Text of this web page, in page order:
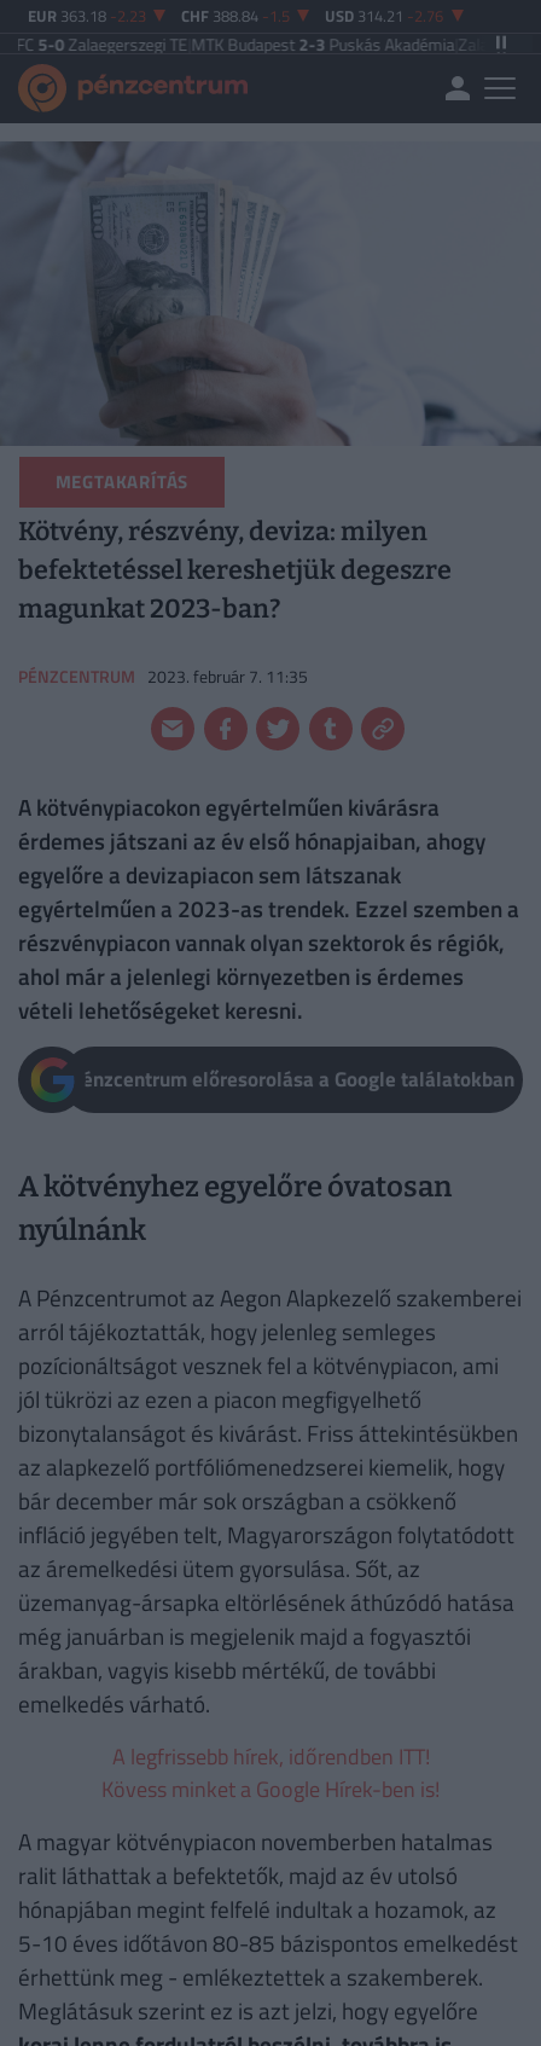
EUR 363.18 -2.23 CHF 388.84 -1.5 USD 314.21 -2.76
TE|MTK Budapest2-3Puskás Akadémia| Zalaegerszegi TE5-2
MEGTAKARÍTÁS
Kötvény, részvény, deviza: milyen
befektetéssel kereshetjük degeszre
magunkat 2023-ban?
PÉNZCENTRUM 2023. február 7. 11:35
A kötvénypiacokon egyértelműen kivárásra
érdemes játszani az év első hónapjaiban, ahogy
egyelőre a devizapiacon sem látszanak
egyértelműen a 2023-as trendek. Ezzel szemben a
részvénypiacon vannak olyan szektorok és régiók,
ahol már a jelenlegi környezetben is érdemes
vételi lehetőségeket keresni.
Pénzcentrum előresorolása a Google találatokban
A kötvényhez egyelőre óvatosan
nyúlnánk
A Pénzcentrumot az Aegon Alapkezelő szakemberei
arról tájékoztatták, hogy jelenleg semleges
pozícionáltságot vesznek fel a kötvénypiacon, ami
jól tükrözi az ezen a piacon megfigyelhető
bizonytalanságot és kivárást. Friss áttekintésükben
az alapkezelő portfóliómenedzserei kiemelik, hogy
bár december már sok országban a csökkenő
infláció jegyében telt, Magyarországon folytatódott
az áremelkedési ütem gyorsulása. Sőt, az
üzemanyag-ársapka eltörlésének áthúzódó hatása
még januárban is megjelenik majd a fogyasztói
árakban, vagyis kisebb mértékű, de további
emelkedés várható.
A legfrissebb hírek, időrendben ITT!
Kövess minket a Google Hírek-ben is!
A magyar kötvénypiacon novemberben hatalmas
ralit láthattak a befektetők, majd az év utolsó
hónapjában megint felfelé indultak a hozamok, az
5-10 éves időtávon 80-85 bázispontos emelkedést
érhettünk meg - emlékeztettek a szakemberek.
Meglátásuk szerint ez is azt jelzi, hogy egyelőre